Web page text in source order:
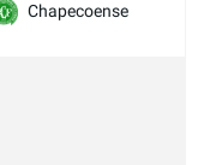
Chapecoense